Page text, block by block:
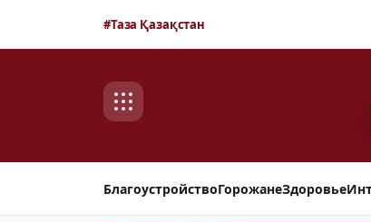
#Таза Қазақстан
БлагоустройствоГорожанеЗдоровье